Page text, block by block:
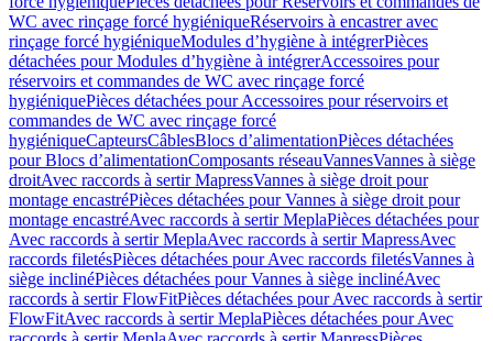
WC avec rinçage forcé hygiéniqueRéservoirs à encastrer avec
rinçage forcé hygiéniqueModules d’hygiène à intégrerPièces
détachées pour Modules d’hygiène à intégrerAccessoires pour
réservoirs et commandes de WC avec rinçage forcé
hygiéniquePièces détachées pour Accessoires pour réservoirs et
commandes de WC avec rinçage forcé
hygiéniqueCapteursCâblesBlocs d’alimentationPièces détachées
pour Blocs d’alimentationComposants réseauVannesVannes à siège
droitAvec raccords à sertir MapressVannes à siège droit pour
montage encastréPièces détachées pour Vannes à siège droit pour
montage encastréAvec raccords à sertir MeplaPièces détachées pour
Avec raccords à sertir MeplaAvec raccords à sertir MapressAvec
raccords filetésPièces détachées pour Avec raccords filetésVannes à
siège inclinéPièces détachées pour Vannes à siège inclinéAvec
raccords à sertir FlowFitPièces détachées pour Avec raccords à sertir
FlowFitAvec raccords à sertir MeplaPièces détachées pour Avec